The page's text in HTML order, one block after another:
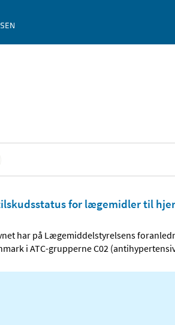
for lægemidler til
har på Lægemiddelstyrelsens
i ATC-grupperne C02